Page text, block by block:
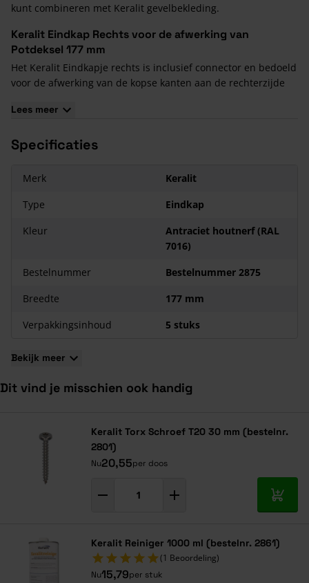
kunt combineren met Keralit gevelbekleding.
Keralit Eindkap Rechts voor de afwerking van
Potdeksel 177 mm
Het Keralit Eindkapje rechts is inclusief connector en bedoeld
voor de afwerking van de kopse kanten aan de rechterzijde
panelen verwerkt.
De voordelen
kent een groot aantal belangrijke voordelen:
Je hoeft nooit meer te schilderen
beschikbaar
Keralit heeft een bijzonder lange levensduur
Het is eenvoudig en solide te monteren
De panelen zijn eventueel op maat gezaagd leverbaar
Door de lange levensduur en minder gebruik van verf
Lees meer
Specificaties
Merk
Keralit
Type
Eindkap
Kleur
Antraciet houtnerf (RAL
7016)
Bestelnummer
Bestelnummer 2875
Breedte
177 mm
Verpakkingsinhoud
5 stuks
Bekijk meer
Dit vind je misschien ook handig
Keralit Torx Schroef T20 30 mm (bestelnr.
2801)
Nu20,55per doos
In
Keralit Reiniger 1000 ml (bestelnr. 2861)
(1 Beoordeling)
Nu15,79per stuk